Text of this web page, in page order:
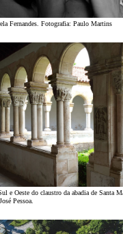
Fernandes. Fotografia: Paulo Martins
e Oeste do claustro da abadia de Santa
Pessoa.